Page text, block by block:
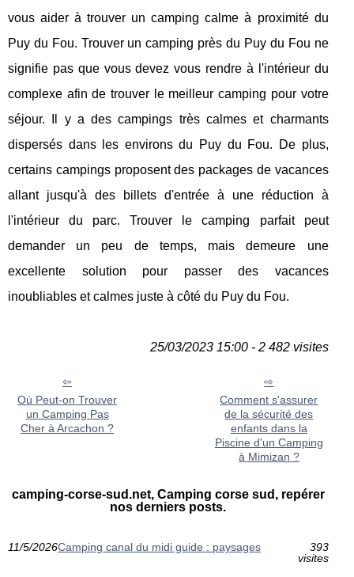
vous aider à trouver un camping calme à proximité du
Puy du Fou. Trouver un camping près du Puy du Fou ne
signifie pas que vous devez vous rendre à l'intérieur du
complexe afin de trouver le meilleur camping pour votre
séjour. Il y a des campings très calmes et charmants
dispersés dans les environs du Puy du Fou. De plus,
certains campings proposent des packages de vacances
allant jusqu'à des billets d'entrée à une réduction à
l'intérieur du parc. Trouver le camping parfait peut
demander un peu de temps, mais demeure une
excellente solution pour passer des vacances
inoubliables et calmes juste à côté du Puy du Fou.
25/03/2023 15:00 - 2 482 visites
Où Peut-on Trouver
un Camping Pas
Cher à Arcachon ?
Comment s'assurer
de la sécurité des
enfants dans la
Piscine d'un Camping
à Mimizan ?
camping-corse-sud.net, Camping corse sud, repérer
nos derniers posts.
11/5/2026Camping canal du midi guide : paysages
393
visites